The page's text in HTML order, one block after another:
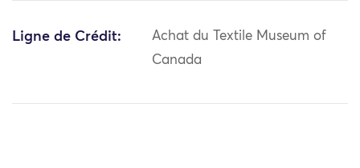
Ligne de Crédit:
Achat du Textile Museum of
Canada